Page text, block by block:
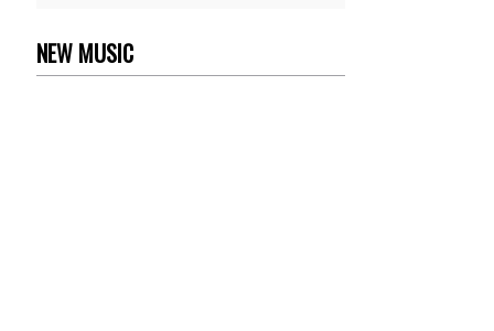
NEW MUSIC